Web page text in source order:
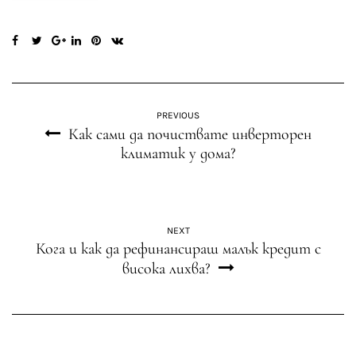
PREVIOUS
Как сами да почиствате инверторен
климатик у дома?
NEXT
Кога и как да рефинансираш малък кредит с
висока лихва?